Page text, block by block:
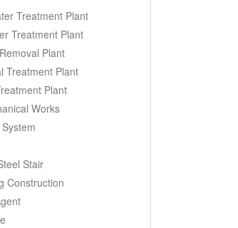
Treatment Plant
Treatment Plant
Plant
Treatment Plant
Plant
Works
Stair
Construction